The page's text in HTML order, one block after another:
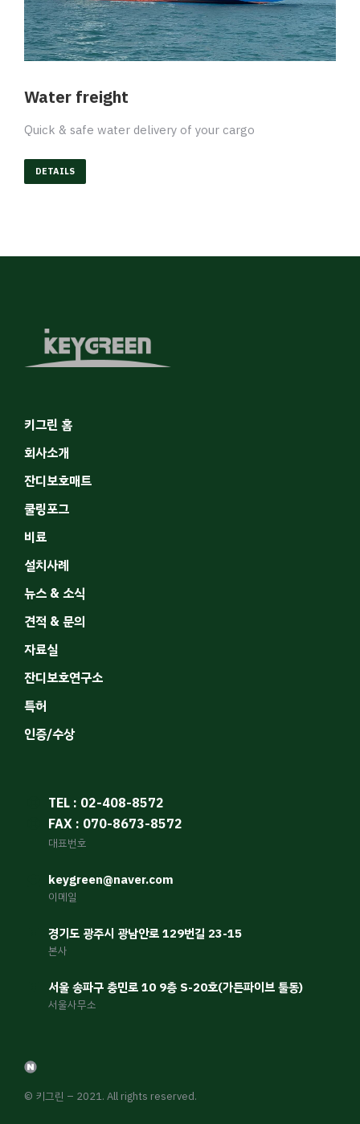
Water freight
Quick & safe water delivery of your cargo
DETAILS
키그린 홈
회사소개
잔디보호매트
쿨링포그
비료
설치사례
뉴스 & 소식
견적 & 문의
자료실
잔디보호연구소
특허
인증/수상
TEL : 02-408-8572
FAX : 070-8673-8572
대표번호
keygreen@naver.com
이메일
경기도 광주시 광남안로 129번길 23-15
본사
서울 송파구 충민로 10 9층 S-20호(가든파이브 툴동)
서울사무소
© 키그린 – 2021. All rights reserved.